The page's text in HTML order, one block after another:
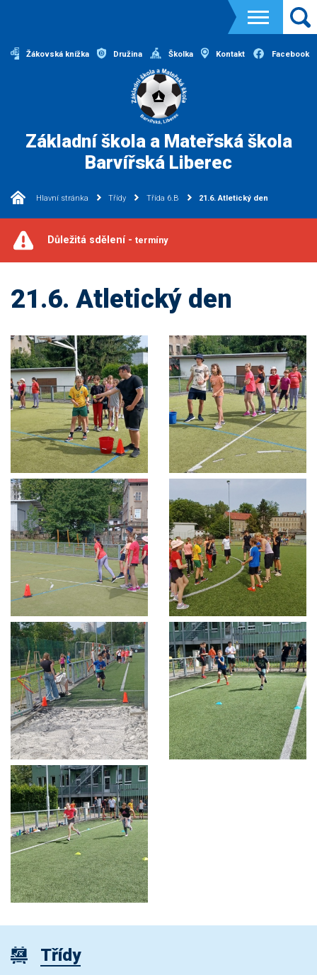
Žákovská knížka Družina Školka Kontakt Facebook
Základní škola a Mateřská škola
Barvířská Liberec
Hlavní stránka Třídy Třída 6.B 21.6. Atletický den
Důležitá sdělení - termíny
21.6. Atletický den
Třídy